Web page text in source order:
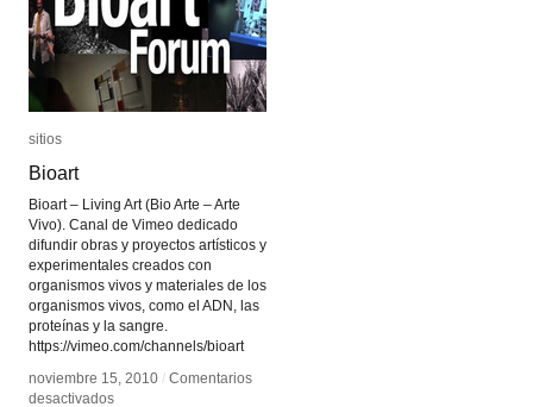
sitios
Bioart
Bioart – Living Art (Bio Arte – Arte
Vivo). Canal de Vimeo dedicado
difundir obras y proyectos artísticos y
experimentales creados con
organismos vivos y materiales de los
organismos vivos, como el ADN, las
proteínas y la sangre.
https://vimeo.com/channels/bioart
noviembre 15, 2010 / Comentarios
desactivadosen
sitios
Bioart
noviembre 15, 2010 / Comentarios
desactivadosen